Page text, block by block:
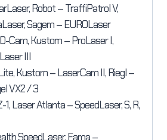
Robot – TraffiPatrol V,
Sagem – EUROLaser
Cam, Kustom – ProLaser I,
III
Kustom – LaserCam II, Riegl –
VX2 / 3
Laser Atlanta – SpeedLaser, S, R,
SpeedLaser, Fama –